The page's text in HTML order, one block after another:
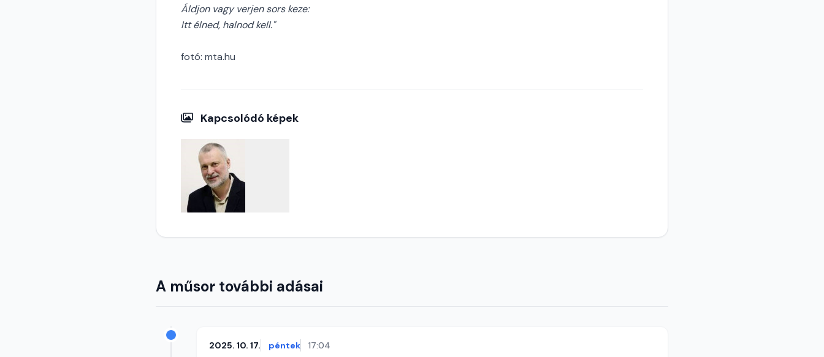
Áldjon vagy verjen sors keze:
Itt élned, halnod kell."
fotó: mta.hu
Kapcsolódó képek
A műsor további adásai
2025. 10. 17. péntek 17:04